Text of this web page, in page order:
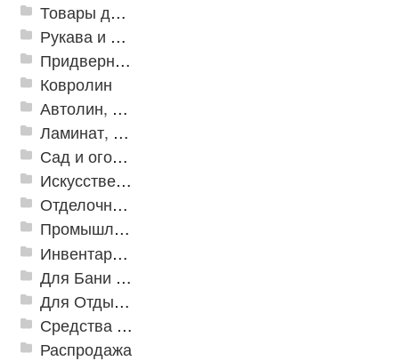
Товары для дома
Рукава и шланги промышленные
Придверные решетки
Ковролин
Автолин, Транслин, Линолеум
Ламинат, Кварцвиниловая плитка SPC
Сад и огород
Искусственная трава
Отделочные профили
Промышленный текстиль
Инвентарь для клининга
Для Бани и Сауны
Для Отдыха и Пикника
Средства от насекомых и садовых вредителей
Распродажа